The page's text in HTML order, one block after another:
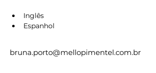
Inglês
Espanhol
bruna.porto@mellopimentel.com.br